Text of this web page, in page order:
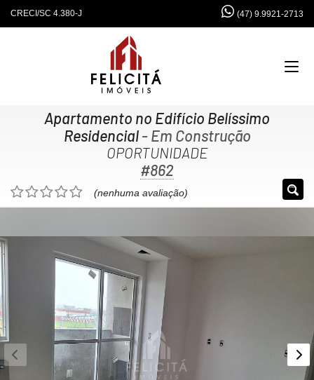
CRECI/SC 4.380-J (47) 9.9921-2713
Apartamento no Edifício Belíssimo
Residencial- Em Construção
OPORTUNIDADE
#862
(nenhuma avaliação)